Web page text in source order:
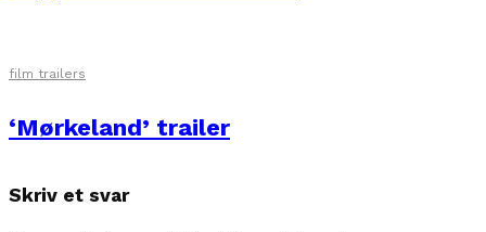
film trailers
‘Mørkeland’ trailer
Skriv et svar